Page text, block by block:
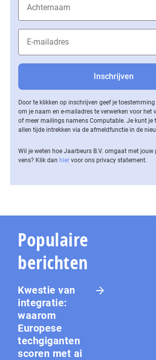
Door te klikken op inschrijven geef je
om je naam en e-mailadres te verwerken voor het
of meer mailings namens Computable. Je kunt je
allen tijde intrekken via de af­meld­func­tie in de
Wil je weten hoe Jaarbeurs B.V. omgaat met
vens? Klik dan hier voor ons privacy statement.
Populaire
berichten
Kwestie van
integratie:
waarom
Europese
techgiganten
scoren met ai